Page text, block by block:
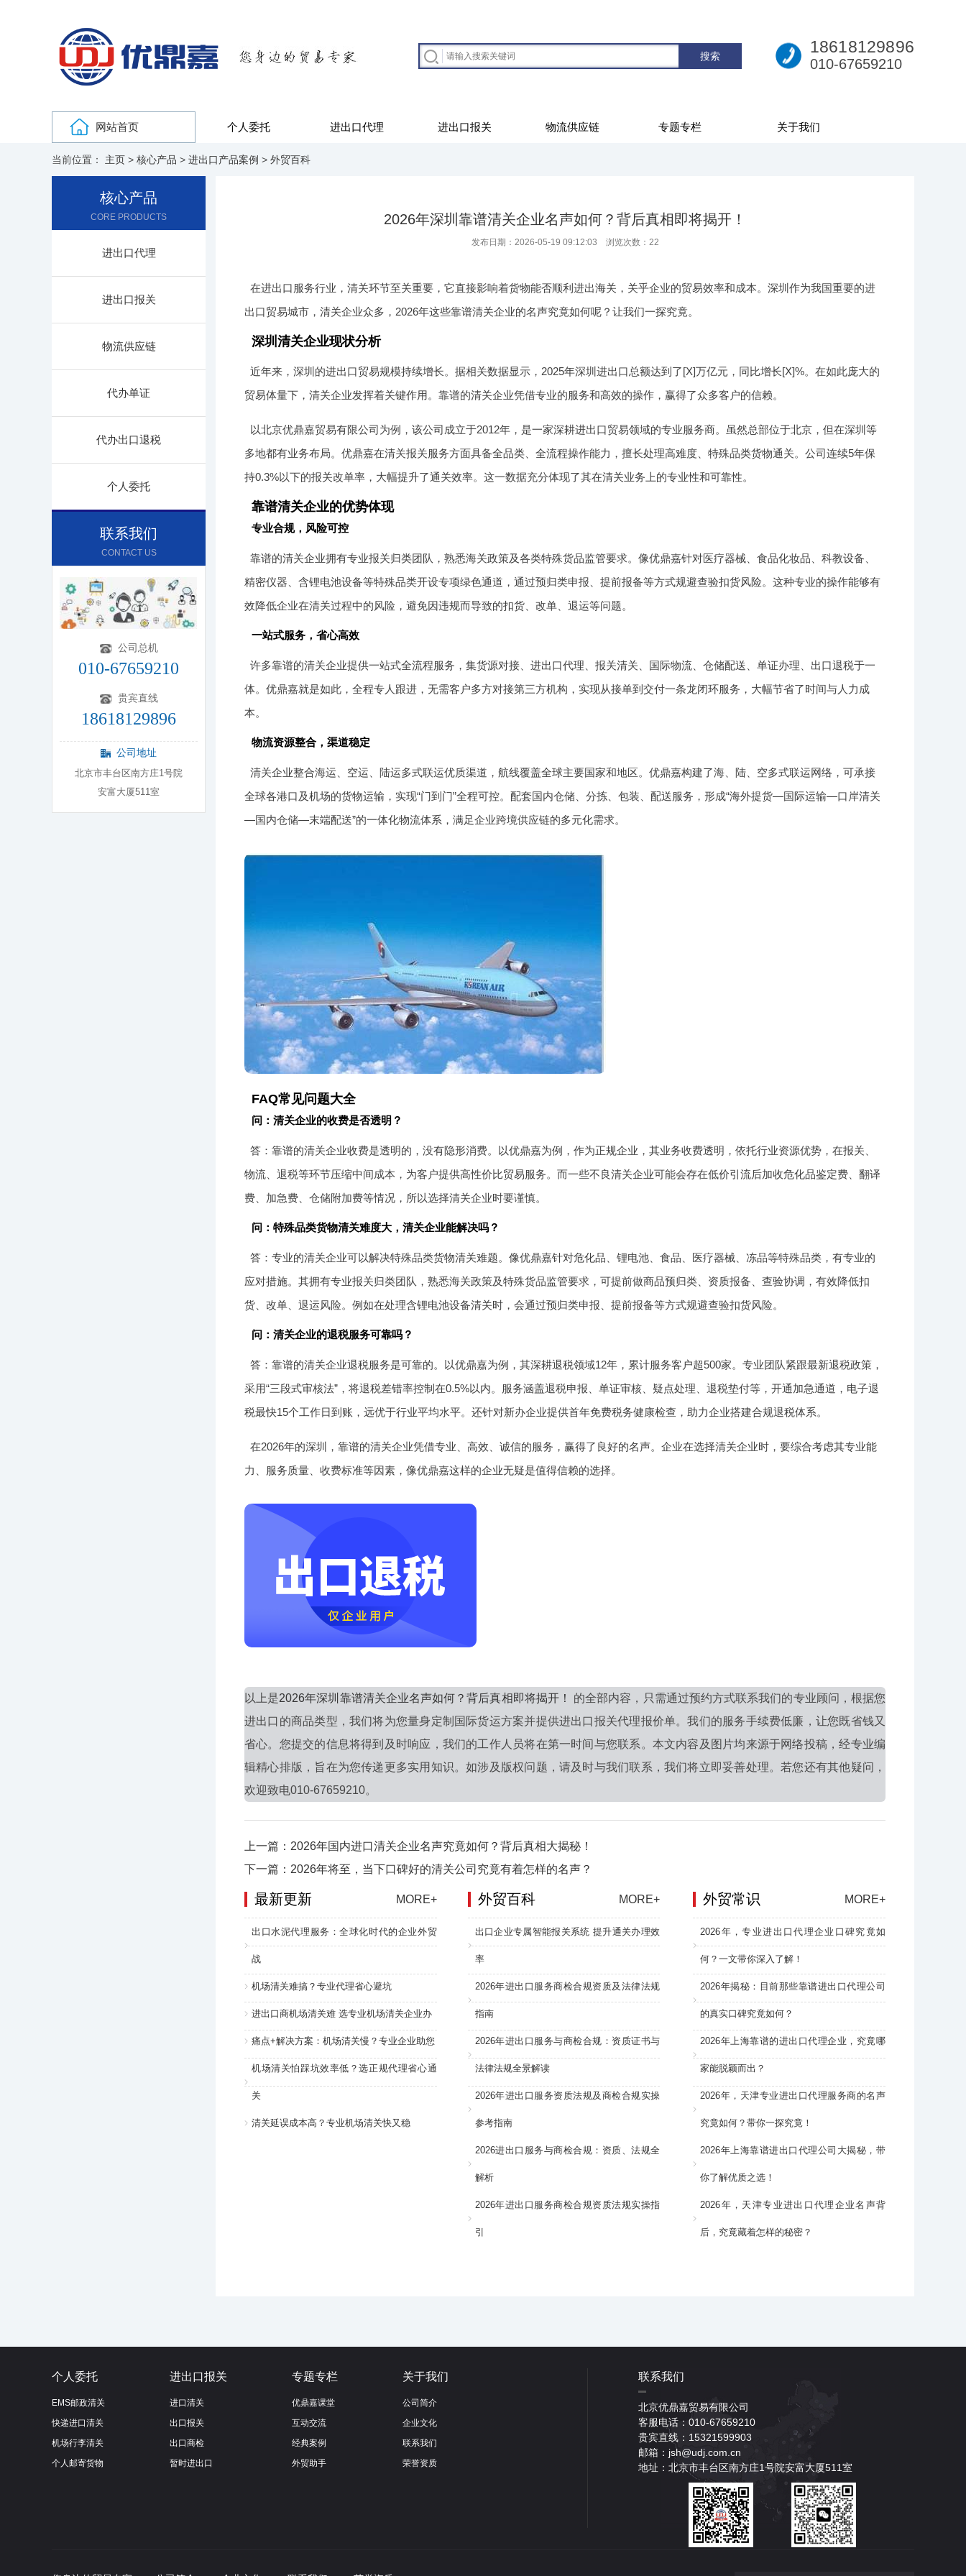
18618129896
010-67659210
网站首页 个人委托 进出口代理 进出口报关 物流供应链 专题专栏 关于我们
当前位置： 主页 > 核心产品 > 进出口产品案例 > 外贸百科
核心产品
CORE PRODUCTS
进出口代理
进出口报关
物流供应链
代办单证
代办出口退税
个人委托
联系我们
CONTACT US
公司总机
010-67659210
贵宾直线
18618129896
公司地址
北京市丰台区南方庄1号院
安富大厦511室
2026年深圳靠谱清关企业名声如何？背后真相即将揭开！
发布日期：2026-05-19 09:12:03 浏览次数： 22
在进出口服务行业，清关环节至关重要，它直接影响着货物能否顺利进出海关，关乎企业的贸易效率和成本。深圳作为我国重要的进
出口贸易城市，清关企业众多，2026年这些靠谱清关企业的名声究竟如何呢？让我们一探究竟。
深圳清关企业现状分析
近年来，深圳的进出口贸易规模持续增长。据相关数据显示，2025年深圳进出口总额达到了[X]万亿元，同比增长[X]%。在如此庞大的
贸易体量下，清关企业发挥着关键作用。靠谱的清关企业凭借专业的服务和高效的操作，赢得了众多客户的信赖。
以北京优鼎嘉贸易有限公司为例，该公司成立于2012年，是一家深耕进出口贸易领域的专业服务商。虽然总部位于北京，但在深圳等
多地都有业务布局。优鼎嘉在清关报关服务方面具备全品类、全流程操作能力，擅长处理高难度、特殊品类货物通关。公司连续5年保
持0.3%以下的报关改单率，大幅提升了通关效率。这一数据充分体现了其在清关业务上的专业性和可靠性。
靠谱清关企业的优势体现
专业合规，风险可控
靠谱的清关企业拥有专业报关归类团队，熟悉海关政策及各类特殊货品监管要求。像优鼎嘉针对医疗器械、食品化妆品、科教设备、
精密仪器、含锂电池设备等特殊品类开设专项绿色通道，通过预归类申报、提前报备等方式规避查验扣货风险。这种专业的操作能够有
效降低企业在清关过程中的风险，避免因违规而导致的扣货、改单、退运等问题。
一站式服务，省心高效
许多靠谱的清关企业提供一站式全流程服务，集货源对接、进出口代理、报关清关、国际物流、仓储配送、单证办理、出口退税于一
体。优鼎嘉就是如此，全程专人跟进，无需客户多方对接第三方机构，实现从接单到交付一条龙闭环服务，大幅节省了时间与人力成
本。
物流资源整合，渠道稳定
清关企业整合海运、空运、陆运多式联运优质渠道，航线覆盖全球主要国家和地区。优鼎嘉构建了海、陆、空多式联运网络，可承接
全球各港口及机场的货物运输，实现“门到门”全程可控。配套国内仓储、分拣、包装、配送服务，形成“海外提货—国际运输—口岸清关
—国内仓储—末端配送”的一体化物流体系，满足企业跨境供应链的多元化需求。
FAQ常见问题大全
问：清关企业的收费是否透明？
答：靠谱的清关企业收费是透明的，没有隐形消费。以优鼎嘉为例，作为正规企业，其业务收费透明，依托行业资源优势，在报关、
物流、退税等环节压缩中间成本，为客户提供高性价比贸易服务。而一些不良清关企业可能会存在低价引流后加收危化品鉴定费、翻译
费、加急费、仓储附加费等情况，所以选择清关企业时要谨慎。
问：特殊品类货物清关难度大，清关企业能解决吗？
答：专业的清关企业可以解决特殊品类货物清关难题。像优鼎嘉针对危化品、锂电池、食品、医疗器械、冻品等特殊品类，有专业的
应对措施。其拥有专业报关归类团队，熟悉海关政策及特殊货品监管要求，可提前做商品预归类、资质报备、查验协调，有效降低扣
货、改单、退运风险。例如在处理含锂电池设备清关时，会通过预归类申报、提前报备等方式规避查验扣货风险。
问：清关企业的退税服务可靠吗？
答：靠谱的清关企业退税服务是可靠的。以优鼎嘉为例，其深耕退税领域12年，累计服务客户超500家。专业团队紧跟最新退税政策，
采用“三段式审核法”，将退税差错率控制在0.5%以内。服务涵盖退税申报、单证审核、疑点处理、退税垫付等，开通加急通道，电子退
税最快15个工作日到账，远优于行业平均水平。还针对新办企业提供首年免费税务健康检查，助力企业搭建合规退税体系。
在2026年的深圳，靠谱的清关企业凭借专业、高效、诚信的服务，赢得了良好的名声。企业在选择清关企业时，要综合考虑其专业能
力、服务质量、收费标准等因素，像优鼎嘉这样的企业无疑是值得信赖的选择。
以上是2026年深圳靠谱清关企业名声如何？背后真相即将揭开！ 的全部内容，只需通过预约方式联系我们的专业顾问，根据您
进出口的商品类型，我们将为您量身定制国际货运方案并提供进出口报关代理报价单。我们的服务手续费低廉，让您既省钱又
省心。您提交的信息将得到及时响应，我们的工作人员将在第一时间与您联系。本文内容及图片均来源于网络投稿，经专业编
辑精心排版，旨在为您传递更多实用知识。如涉及版权问题，请及时与我们联系，我们将立即妥善处理。若您还有其他疑问，
欢迎致电010-67659210。
上一篇：2026年国内进口清关企业名声究竟如何？背后真相大揭秘！
下一篇：2026年将至，当下口碑好的清关公司究竟有着怎样的名声？
最新更新 MORE+
出口水泥代理服务：全球化时代的企业外贸
战
机场清关难搞？专业代理省心避坑
进出口商机场清关难 选专业机场清关企业办
痛点+解决方案：机场清关慢？专业企业助您
机场清关怕踩坑效率低？选正规代理省心通
关
清关延误成本高？专业机场清关快又稳
外贸常识 MORE+
2026年，专业进出口代理企业口碑究竟如
何？一文带你深入了解！
2026年揭秘：目前那些靠谱进出口代理公司
的真实口碑究竟如何？
2026年上海靠谱的进出口代理企业，究竟哪
家能脱颖而出？
2026年，天津专业进出口代理服务商的名声
究竟如何？带你一探究竟！
2026年上海靠谱进出口代理公司大揭秘，带
你了解优质之选！
2026年，天津专业进出口代理企业名声背
后，究竟藏着怎样的秘密？
外贸百科 MORE+
出口企业专属智能报关系统 提升通关办理效
率
2026年进出口服务商检合规资质及法律法规
指南
2026年进出口服务与商检合规：资质证书与
法律法规全景解读
2026年进出口服务资质法规及商检合规实操
参考指南
2026进出口服务与商检合规：资质、法规全
解析
2026年进出口服务商检合规资质法规实操指
引
个人委托
EMS邮政清关
快递进口清关
机场行李清关
个人邮寄货物
进出口报关
进口清关
出口报关
出口商检
暂时进出口
专题专栏
优鼎嘉课堂
互动交流
经典案例
外贸助手
关于我们
公司简介
企业文化
联系我们
荣誉资质
联系我们
北京优鼎嘉贸易有限公司
客服电话：010-67659210
贵宾直线：15321599903
邮箱：jsh@udj.com.cn
地址：北京市丰台区南方庄1号院安富大厦511室